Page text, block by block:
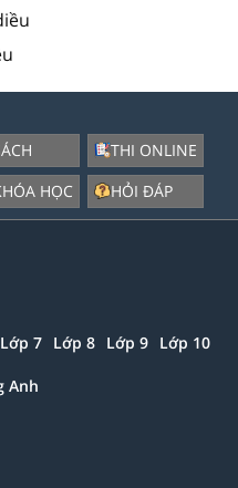
HỌC
THI ONLINE
HỎI ĐÁP
Lớp 7 Lớp 8 Lớp 9 Lớp 10
Anh